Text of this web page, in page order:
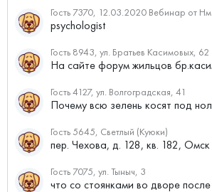
psychologist
Гость 8943, ул. Братьев Касимовых, 62
Гость 4127, ул. Волгоградская, 41
Гость 5645, Светлый (Куюки)
пер. Чехова, д. 128, кв. 182,
Гость 7075, ул. Тыныч, 3